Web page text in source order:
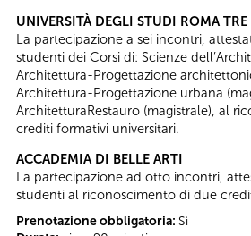
UNIVERSITÀ DEGLI STUDI ROMA TRE
La partecipazione a sei incontri,
studenti dei Corsi di: Scienze
Architettura-Progettazione
Architettura-Progettazione urbana
ArchitetturaRestauro (magistrale), al
crediti formativi universitari.
ACCADEMIA DI BELLE ARTI
La partecipazione ad otto incontri,
studenti al riconoscimento di due
Prenotazione obbligatoria: Sì